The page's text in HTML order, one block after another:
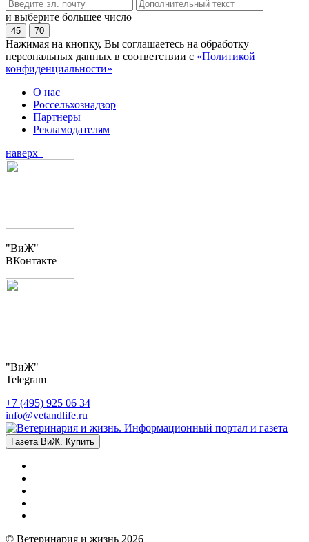
и выберите большее число
45 70
Нажимая на кнопку, Вы соглашаетесь на обработку
персональных данных в соответствии с «Политикой
конфиденциальности»
О нас
Россельхознадзор
Партнеры
Рекламодателям
наверх
"ВиЖ"
ВКонтакте
"ВиЖ"
Telegram
+7 (495) 925 06 34
info@vetandlife.ru
Газета ВиЖ. Купить
© Ветеринария и жизнь 2026